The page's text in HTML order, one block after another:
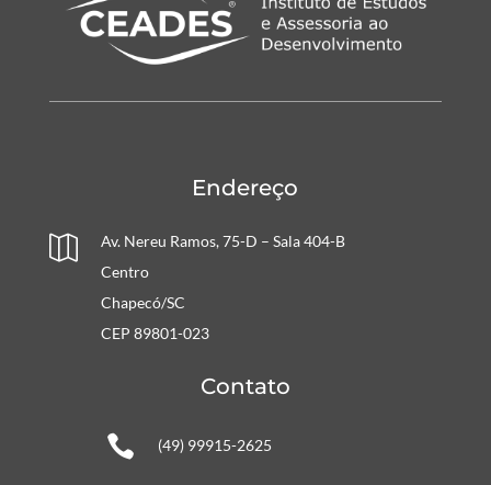
Endereço

Av. Nereu Ramos, 75-D – Sala 404-B
Centro
Chapecó/SC
CEP 89801-023
Contato
 (49) 99915-2625